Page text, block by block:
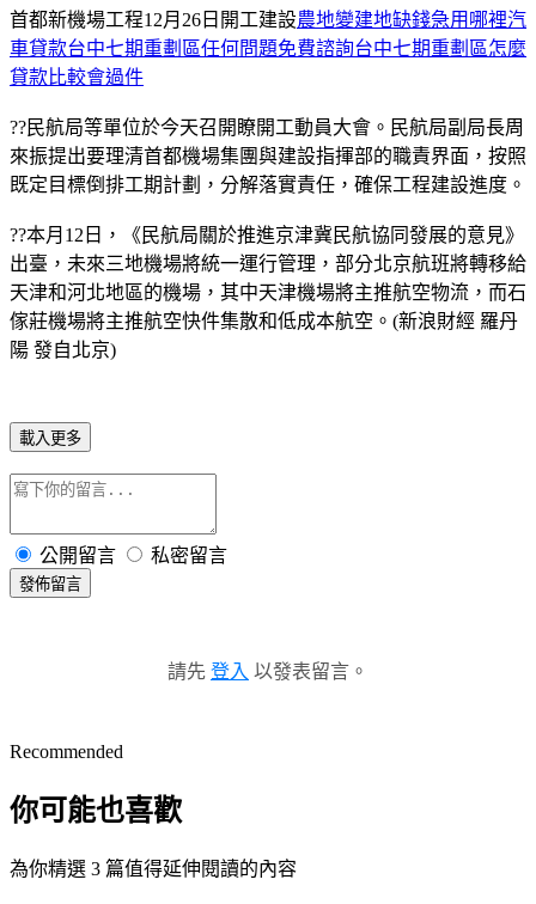
首都新機場工程12月26日開工建設農地變建地缺錢急用哪裡汽
車貸款台中七期重劃區任何問題免費諮詢台中七期重劃區怎麼
貸款比較會過件
??民航局等單位於今天召開瞭開工動員大會。民航局副局長周
來振提出要理清首都機場集團與建設指揮部的職責界面，按照
既定目標倒排工期計劃，分解落實責任，確保工程建設進度。
??本月12日，《民航局關於推進京津冀民航協同發展的意見》
出臺，未來三地機場將統一運行管理，部分北京航班將轉移給
天津和河北地區的機場，其中天津機場將主推航空物流，而石
傢莊機場將主推航空快件集散和低成本航空。(新浪財經 羅丹
陽 發自北京)
載入更多
公開留言 私密留言
發佈留言
請先 登入 以發表留言。
Recommended
你可能也喜歡
為你精選 3 篇值得延伸閱讀的內容